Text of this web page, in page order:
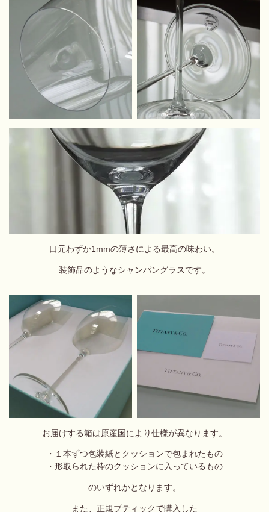
口元わずか1mmの薄さによる最高の味わい。
装飾品のようなシャンパングラスです。
お届けする箱は原産国により仕様が異なります。
・１本ずつ包装紙とクッションで包まれたもの
・形取られた枠のクッションに入っているもの
のいずれかとなります。
また、正規ブティックで購入した